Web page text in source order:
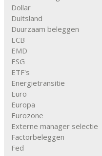
Dollar
Duitsland
Duurzaam beleggen
ECB
EMD
ESG
ETF's
Energietransitie
Euro
Europa
Eurozone
Externe manager selectie
Factorbeleggen
Fed